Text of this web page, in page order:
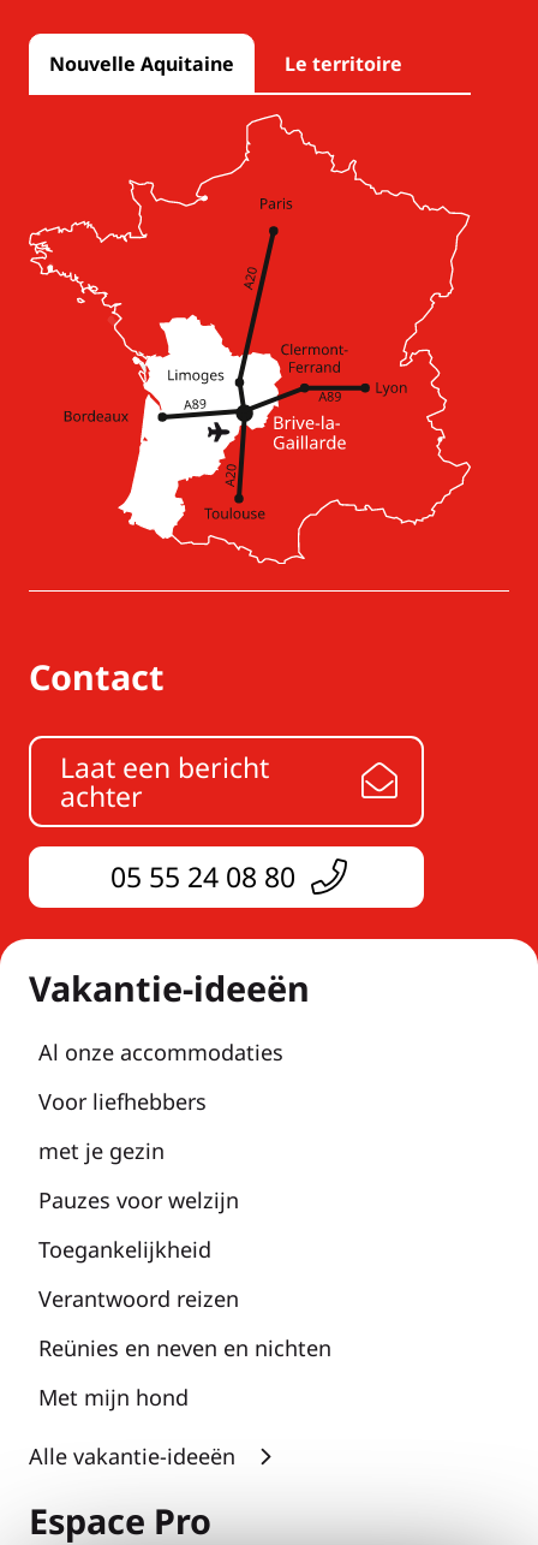
Nouvelle Aquitaine Le territoire
Contact
Laat een bericht
achter
05 55 24 08 80
Vakantie-ideeën
Al onze accommodaties
Voor liefhebbers
met je gezin
Pauzes voor welzijn
Toegankelijkheid
Verantwoord reizen
Reünies en neven en nichten
Met mijn hond
Alle vakantie-ideeën
Espace Pro